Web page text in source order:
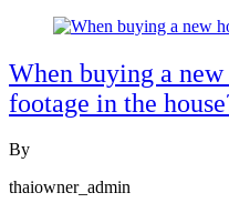
When buying a
footage in the
By
thaiowner_admin